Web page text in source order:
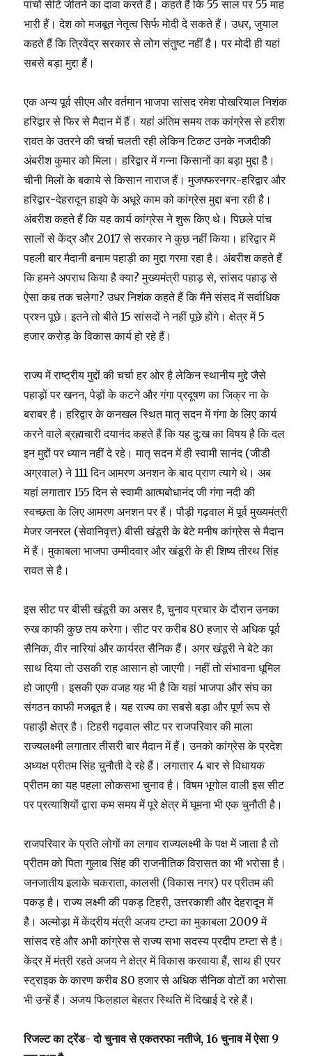
पांचों सीटें जीतने का दावा करते हैं। कहते हैं कि 55 साल पर 55 माह
भारी हैं। देश को मजबूत नेतृत्व सिर्फ मोदी दे सकते हैं। उधर, जुयाल
कहते हैं कि त्रिवेंद्र सरकार से लोग संतुष्ट नहीं है। पर मोदी ही यहां
सबसे बड़ा मुद्दा हैं।
एक अन्य पूर्व सीएम और वर्तमान भाजपा सांसद रमेश पोखरियाल निशंक
हरिद्वार से फिर से मैदान में हैं। यहां अंतिम समय तक कांग्रेस से हरीश
रावत के उतरने की चर्चा चलती रही लेकिन टिकट उनके नजदीकी
अंबरीश कुमार को मिला। हरिद्वार में गन्ना किसानों का बड़ा मुद्दा है।
चीनी मिलों के बकाये से किसान नाराज हैं। मुजफ्फरनगर-हरिद्वार और
हरिद्वार-देहरादून हाइवे के अधूरे काम को कांग्रेस मुद्दा बना रही है।
अंबरीश कहते हैं कि यह कार्य कांग्रेस ने शुरू किए थे। पिछले पांच
सालों से केंद्र और 2017 से सरकार ने कुछ नहीं किया। हरिद्वार में
पहली बार मैदानी बनाम पहाड़ी का मुद्दा गरमा रहा है। अंबरीश कहते हैं
कि हमने अपराध किया है क्या? मुख्यमंत्री पहाड़ से, सांसद पहाड़ से
ऐसा कब तक चलेगा? उधर निशंक कहते हैं कि मैंने संसद में सर्वाधिक
प्रश्न पूछे। इतने तो बीते 15 सांसदों ने नहीं पूछे होंगे। क्षेत्र में 5
हजार करोड़ के विकास कार्य हो रहे हैं।
राज्य में राष्ट्रीय मुद्दों की चर्चा हर ओर है लेकिन स्थानीय मुद्दे जैसे
पहाड़ों पर खनन, पेड़ों के कटने और गंगा प्रदूषण का जिक्र ना के
बराबर है। हरिद्वार के कनखल स्थित मातृ सदन में गंगा के लिए कार्य
करने वाले ब्रह्मचारी दयानंद कहते हैं कि यह दु:ख का विषय है कि दल
इन मुद्दों पर ध्यान नहीं दे रहे। मातृ सदन में ही स्वामी सानंद (जीडी
अग्रवाल) ने 111 दिन आमरण अनशन के बाद प्राण त्यागे थे। अब
यहां लगातार 155 दिन से स्वामी आत्मबोधानंद जी गंगा नदी की
स्वच्छता के लिए आमरण अनशन पर हैं। पौड़ी गढ़वाल में पूर्व मुख्यमंत्री
मेजर जनरल (सेवानिवृत्त) बीसी खंडूरी के बेटे मनीष कांग्रेस से मैदान
में हैं। मुकाबला भाजपा उम्मीदवार और खंडूरी के ही शिष्य तीरथ सिंह
रावत से है।
इस सीट पर बीसी खंडूरी का असर है, चुनाव प्रचार के दौरान उनका
रुख काफी कुछ तय करेगा। सीट पर करीब 80 हजार से अधिक पूर्व
सैनिक, वीर नारियां और कार्यरत सैनिक हैं। अगर खंडूरी ने बेटे का
साथ दिया तो उसकी राह आसान हो जाएगी। नहीं तो संभावना धूमिल
हो जाएगी। इसकी एक वजह यह भी है कि यहां भाजपा और संघ का
संगठन काफी मजबूत है। यह राज्य का सबसे बड़ा और पूर्ण रूप से
पहाड़ी क्षेत्र है। टिहरी गढ़वाल सीट पर राजपरिवार की माला
राज्यलक्ष्मी लगातार तीसरी बार मैदान में हैं। उनको कांग्रेस के प्रदेश
अध्यक्ष प्रीतम सिंह चुनौती दे रहे हैं। लगातार 4 बार से विधायक
प्रीतम का यह पहला लोकसभा चुनाव है। विषम भूगोल वाली इस सीट
पर प्रत्याशियों द्वारा कम समय में पूरे क्षेत्र में घूमना भी एक चुनौती है।
राजपरिवार के प्रति लोगों का लगाव राज्यलक्ष्मी के पक्ष में जाता है तो
प्रीतम को पिता गुलाब सिंह की राजनीतिक विरासत का भी भरोसा है।
जनजातीय इलाके चकराता, कालसी (विकास नगर) पर प्रीतम की
पकड़ है। राज्य लक्ष्मी की पकड़ टिहरी, उत्तरकाशी और देहरादून में
है। अल्मोड़ा में केंद्रीय मंत्री अजय टम्टा का मुकाबला 2009 में
सांसद रहे और अभी कांग्रेस से राज्य सभा सदस्य प्रदीप टम्टा से है।
केंद्र में मंत्री रहते अजय ने क्षेत्र में विकास करवाया हैं, साथ ही एयर
स्ट्राइक के कारण करीब 80 हजार से अधिक सैनिक वोटों का भरोसा
भी उन्हें हैं। अजय फिलहाल बेहतर स्थिति में दिखाई दे रहे हैं।
रिजल्ट का ट्रेंड- दो चुनाव से एकतरफा नतीजे, 16 चुनाव में ऐसा 9